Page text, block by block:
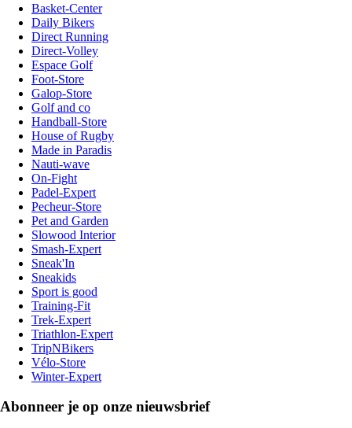
Basket-Center
Daily Bikers
Direct Running
Direct-Volley
Espace Golf
Foot-Store
Galop-Store
Golf and co
Handball-Store
House of Rugby
Made in Paradis
Nauti-wave
On-Fight
Padel-Expert
Pecheur-Store
Pet and Garden
Slowood Interior
Smash-Expert
Sneak'In
Sneakids
Sport is good
Training-Fit
Trek-Expert
Triathlon-Expert
TripNBikers
Vélo-Store
Winter-Expert
Abonneer je op onze nieuwsbrief